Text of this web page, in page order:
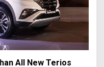
All New Terios